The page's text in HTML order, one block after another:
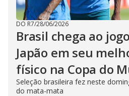
DO R7/28/06/2026
Brasil chega ao
Japão em seu
físico na Copa do
Seleção brasileira fez neste
do mata-mata